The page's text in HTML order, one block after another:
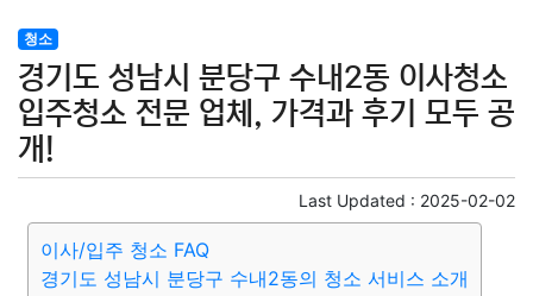
청소
경기도 성남시 분당구 수내2동 이사청소
입주청소 전문 업체, 가격과 후기 모두 공
개!
Last Updated : 2025-02-02
이사/입주 청소 FAQ
경기도 성남시 분당구 수내2동의 청소 서비스 소개